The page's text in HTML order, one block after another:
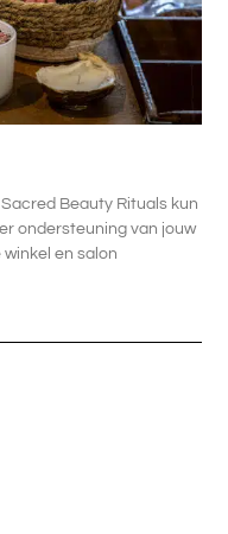
Beauty Rituals kun
ondersteuning van jouw
en salon